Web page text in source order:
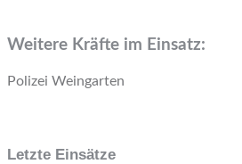
Weitere Kräfte im Einsatz:
Polizei Weingarten
Letzte Einsätze